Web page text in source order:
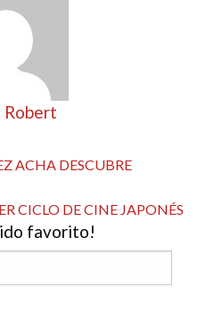
Robert
ACHA DESCUBRE
CICLO DE CINE JAPONÉS
favorito!